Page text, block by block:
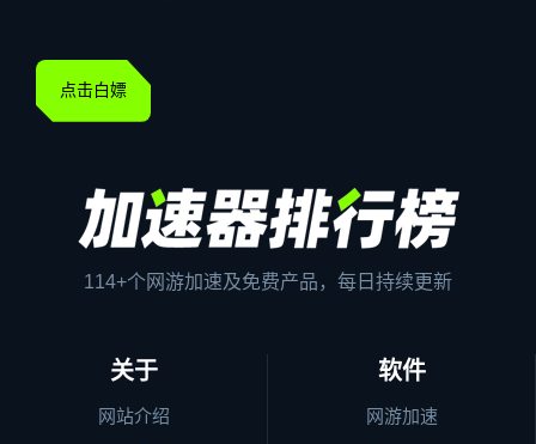
点击白嫖
114+个网游加速及免费产品，每日持续更新
关于
网站介绍
软件
网游加速